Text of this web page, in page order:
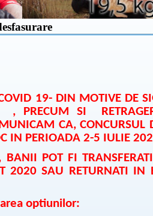
19- DIN MOTIVE DE
, PRECUM SI
CA, CONCURSUL
IN PERIOADA 2-5 IULIE
BANII POT FI
2020 SAU RETURNATI IN
optiunilor: